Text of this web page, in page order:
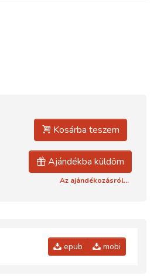
Kosárba teszem
Ajándékba küldöm
Az ajándékozásról...
epub mobi